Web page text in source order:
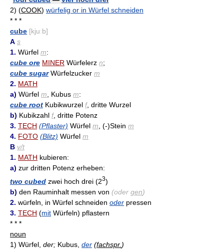
2) (COOK) würfelig or in Würfel schneiden
* * *
cube [kjuːb]
A s
1. Würfel m:
cube ore MINER Würfelerz n;
cube sugarWürfelzucker m
2. MATH
a) Würfel m , Kubus m:
cube root Kubikwurzel f, dritte Wurzel
b) Kubikzahl f, dritte Potenz
3. TECH (Pflaster) Würfel m , (-)Stein m
4. FOTO (Blitz) Würfel m
B v/t
1. MATH kubieren:
a) zur dritten Potenz erheben:
two cubed zwei hoch drei (23)
b) den Rauminhalt messen von (oder gen)
2. würfeln, in Würfel schneiden oder pressen
3. TECH (mit Würfeln) pflastern
* * *
noun
1) Würfel, der; Kubus, der (fachspr. )